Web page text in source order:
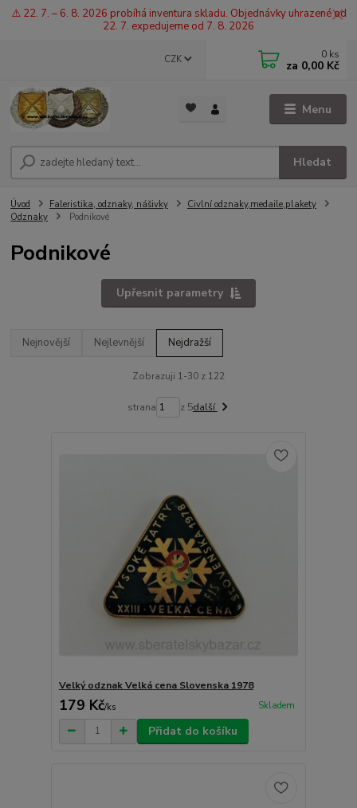
⚠️ 22. 7. – 6. 8. 2026 probíhá inventura skladu. Objednávky uhrazené od
22. 7. expedujeme od 7. 8. 2026
Menu
CZK
Hledat
0 ks
za 0,00 Kč
Úvod Faleristika, odznaky, nášivky
Civlní odznaky,medaile,plakety
Odznaky
Podnikové
Podnikové
Upřesnit parametry
Nejnovější Nejlevnější Nejdražší
Zobrazuji 1-30 z 122
strana z 5další
Velký odznak Velká cena Slovenska 1978
179 Kč/ks Skladem
Přidat do košíku